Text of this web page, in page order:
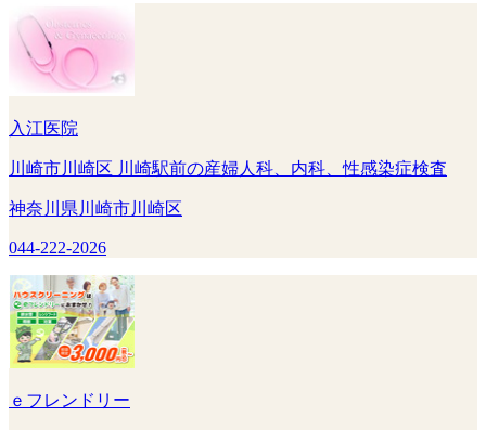
入江医院
川崎市川崎区 川崎駅前の産婦人科、内科、性感染症検査
神奈川県川崎市川崎区
044-222-2026
ｅフレンドリー